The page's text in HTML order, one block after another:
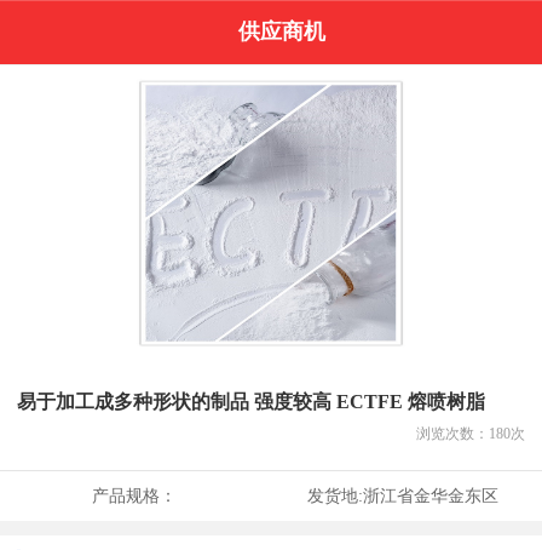
供应商机
易于加工成多种形状的制品 强度较高 ECTFE 熔喷树脂
浏览次数： 180次
产品规格： 发货地:浙江省金华金东区